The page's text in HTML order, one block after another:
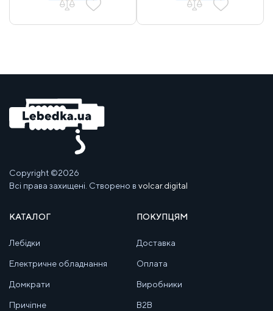
Copyright ©2026
Всі права захищені. Створено в volcar.digital
КАТАЛОГ
Лебідки
Електричне обладнання
Домкрати
Причіпне
ПОКУПЦЯМ
Доставка
Оплата
Виробники
B2B